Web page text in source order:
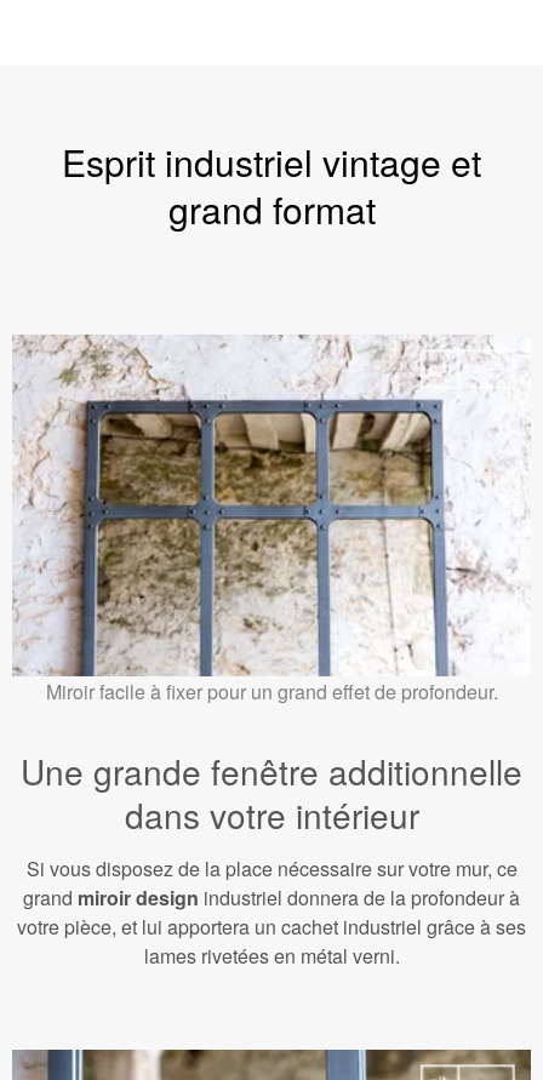
Esprit industriel vintage et
grand format
Miroir facile à fixer pour un grand effet de profondeur.
Une grande fenêtre additionnelle
dans votre intérieur
Si vous disposez de la place nécessaire sur votre mur, ce
grand miroir design industriel donnera de la profondeur à
votre pièce, et lui apportera un cachet industriel grâce à ses
lames rivetées en métal verni.